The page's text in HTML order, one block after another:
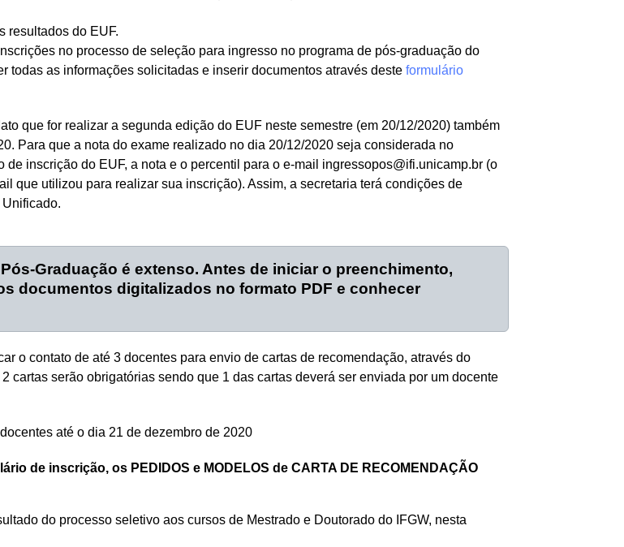
resultados do EUF.
no processo de seleção para ingresso no programa de pós-graduação do
todas as informações solicitadas e inserir documentos através deste formulário
que for realizar a segunda edição do EUF neste semestre (em 20/12/2020) também
Para que a nota do exame realizado no dia 20/12/2020 seja considerada no
inscrição do EUF, a nota e o percentil para o e-mail ingressopos@ifi.unicamp.br (o
que utilizou para realizar sua inscrição). Assim, a secretaria terá condições de
Graduação é extenso. Antes de iniciar o preenchimento,
documentos digitalizados no formato PDF e conhecer
o contato de até 3 docentes para envio de cartas de recomendação, através do
cartas serão obrigatórias sendo que 1 das cartas deverá ser enviada por um docente
até o dia 21 de dezembro de 2020
de inscrição, os PEDIDOS e MODELOS de CARTA DE RECOMENDAÇÃO
do processo seletivo aos cursos de Mestrado e Doutorado do IFGW, nesta